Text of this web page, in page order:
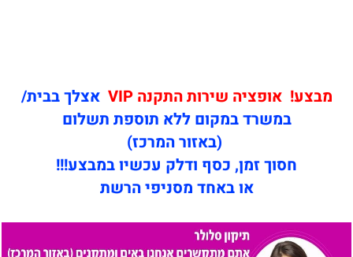
מבצע! אופציה שירות התקנה VIP
אצלך בבית/
במשרד במקום ללא תוספת תשלום
(באזור המרכז)
חסוך זמן, כסף ודלק עכשיו במבצע!!!
או באחד מסניפי הרשת